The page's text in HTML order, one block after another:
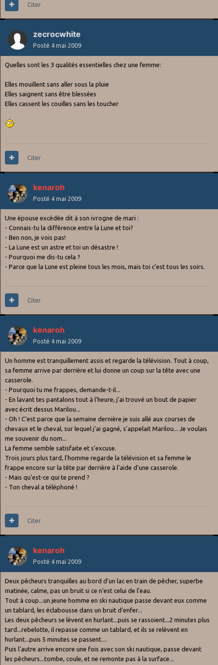
Citer
zecrocwhite
Posté 4 mai 2009
Quelles sont les 3 qualités essentielles chez une femme:
Elles mouillent sans aller sous la pluie
Elles saignent sans être blessées
Elles cassent les couilles sans les toucher
Citer
kenaroh
Posté 4 mai 2009
Une épouse excédée dit à son ivrogne de mari :
- Connais-tu la différence entre la Lune et toi?
- Ben non, je vois pas!
- La Lune est un astre et toi un désastre !
- Pourquoi me dis-tu cela ?
- Parce que la Lune est pleine tous les mois, mais toi c'est tous les soirs.
Citer
kenaroh
Posté 4 mai 2009
Un homme est tranquillement assis et regarde la télévision. Tout à coup,
sa femme arrive par derrière et lui donne un coup sur la tête avec une
casserole.
- Pourquoi tu me frappes, demande-t-il...
- En lavant tes pantalons tout à l'heure, j'ai trouvé un bout de papier
avec écrit dessus Marilou...
- Oh ! C'est parce que la semaine dernière je suis allé aux courses de
chevaux et le cheval, sur lequel j'ai gagné, s'appelait Marilou... Je voulais
me souvenir du nom...
La femme semble satisfaite et s'excuse.
Trois jours plus tard, l'homme regarde la télévision et sa femme le
frappe encore sur la tête par derrière à l'aide d'une casserole.
- Mais qu'est-ce qui te prend ?
- Ton cheval a téléphoné !
Citer
kenaroh
Posté 4 mai 2009
Deux pêcheurs tranquilles au bord d'un lac en train de pêcher, superbe
matinée, calme, pas un bruit si ce n'est celui de l'eau.
Tout à coup...un jeune homme en ski nautique passe devant eux comme
un tablard, les éclabousse dans un bruit d'enfer...
Les deux pêcheurs se lèvent en hurlant...puis se rassoient...2 minutes plus
tard...rebelotte, il repasse comme un tablard, et ils se relèvent en
hurlant...puis 5 minutes se passent....
Puis l'autre arrive encore une fois avec son ski nautique, passe devant
les pêcheurs...tombe, coule, et ne remonte pas à la surface...